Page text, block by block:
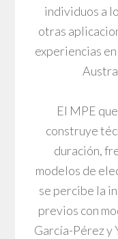
individuos a
otras
experiencias
El MPE
construye
duración,
modelos de
se percibe la
previos con
García-Pérez y